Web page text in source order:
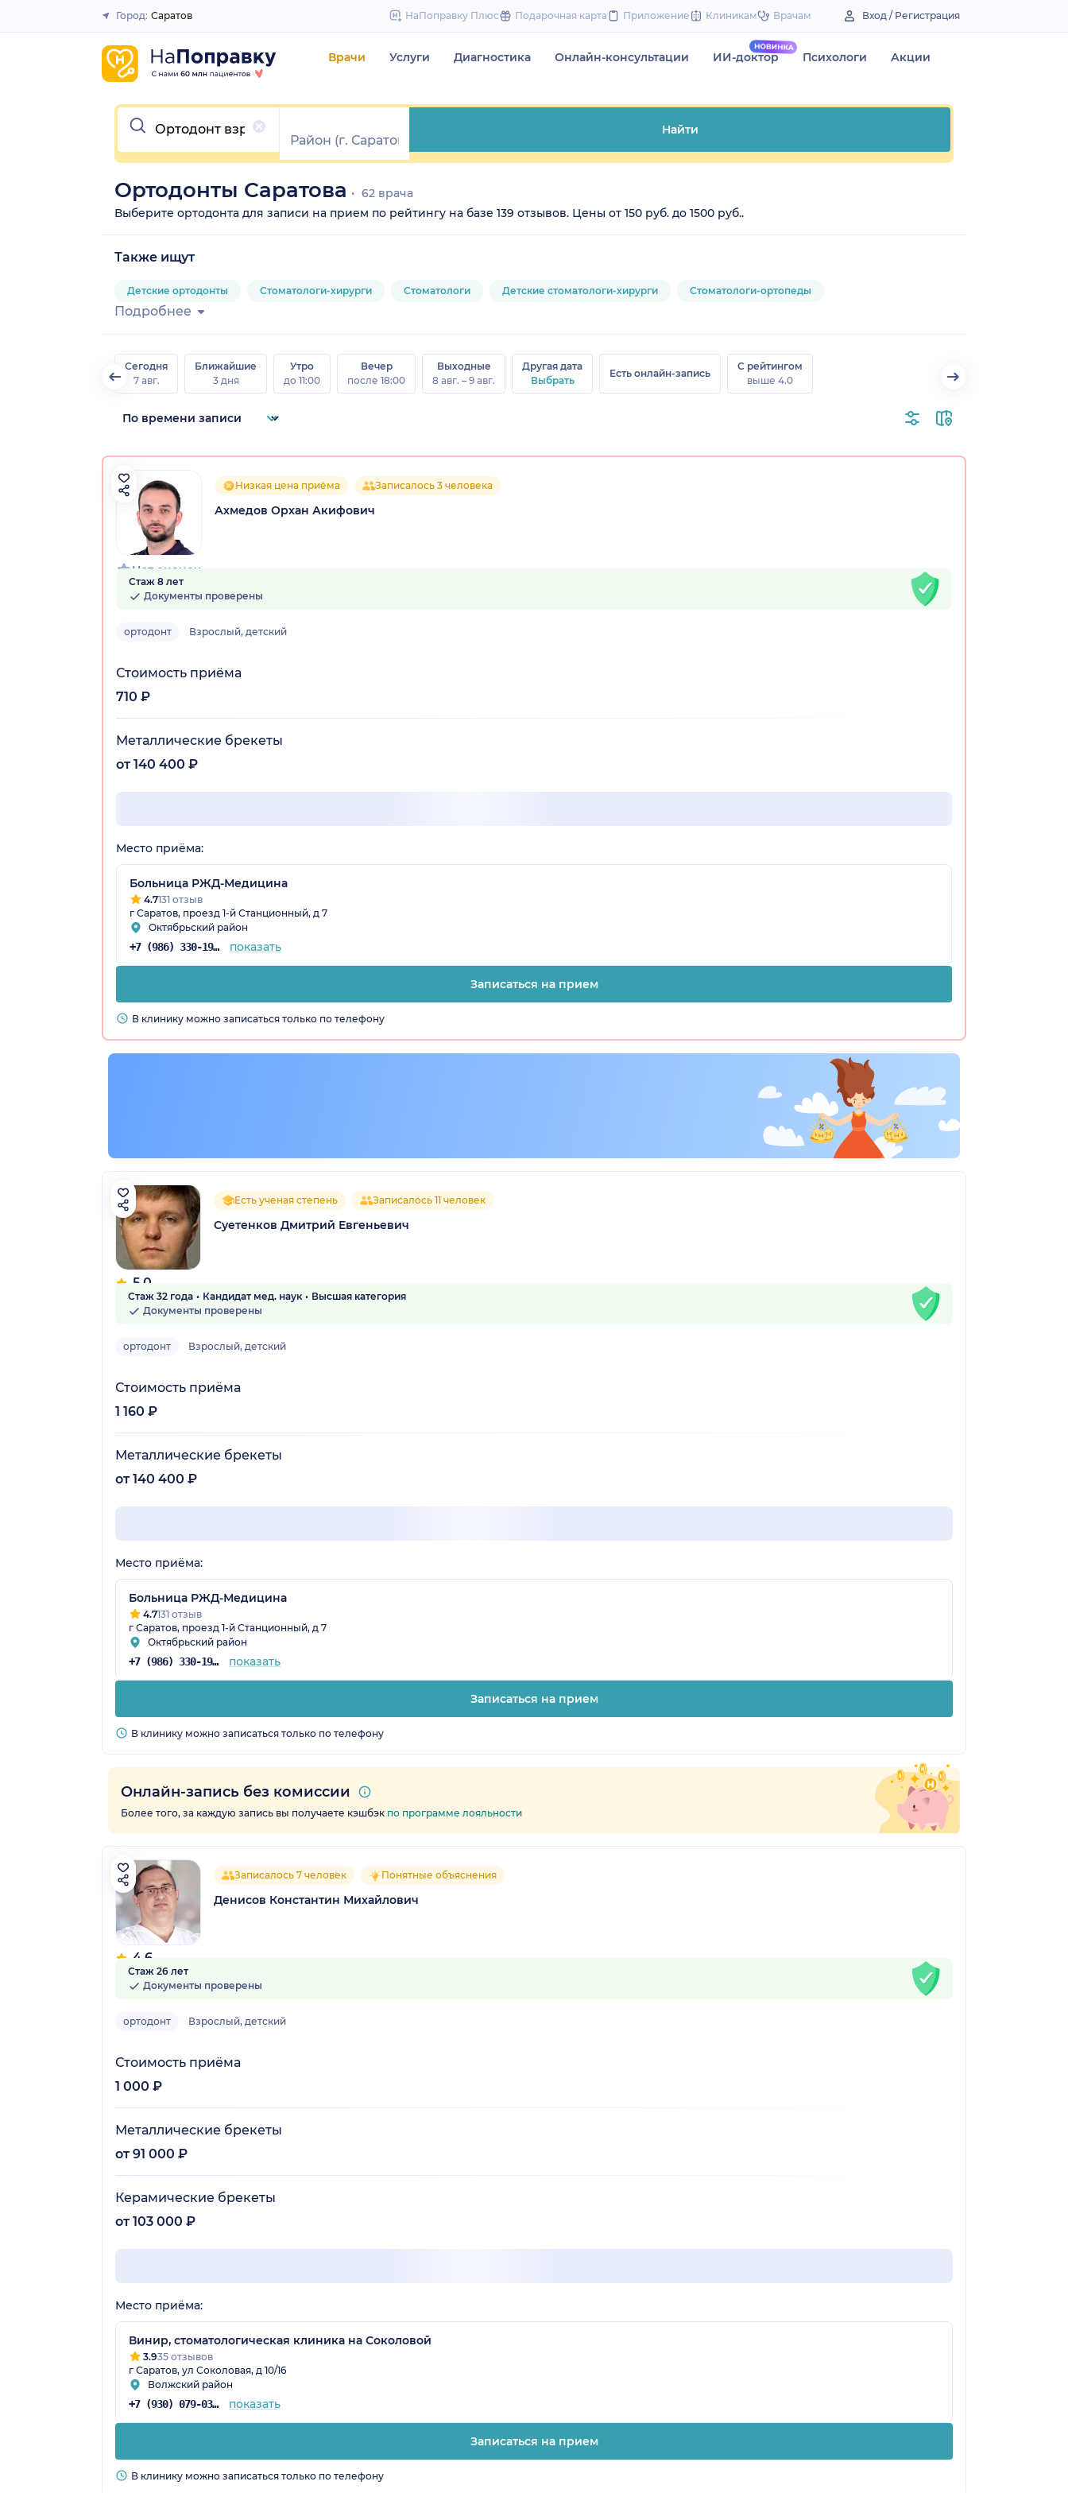
to
Закрыть
Город: Саратов НаПоправку Плюс Подарочная карта Приложение Клиникам Врачам Вход / Регистрация
Врачи Услуги Диагностика Онлайн-консультации ИИ-доктор Психологи Акции
Очистить
Найти
Ортодонты Саратова
62 врача
Выберите ортодонта для записи на прием по рейтингу на базе 139 отзывов. Цены от 150 руб. до 1500 руб..
Также ищут
Детские ортодонты Стоматологи-хирурги Стоматологи Детские стоматологи-хирурги Стоматологи-ортопеды
Подробнее
Сегодня
7 авг.
Ближайшие
3 дня
Утро
до 11:00
Вечер
после 18:00
Выходные
8 авг. – 9 авг.
Другая дата
Выбрать
Есть онлайн-запись
С рейтингом
выше 4.0
Нет оценок
Низкая цена приёма Записалось 3 человека
Ахмедов Орхан Акифович
Стаж 8 лет
Документы проверены
ортодонт Взрослый, детский
Стоимость приёма
710 ₽
Металлические брекеты
от 140 400 ₽
Место приёма:
Больница РЖД-Медицина
4.7131 отзыв
г Саратов, проезд 1-й Станционный, д 7
Октябрьский район
+7 (986) 330-19-24 показать
Записаться на прием
В клинику можно записаться только по телефону
5.0
2 отзыва
Есть ученая степень Записалось 11 человек
Суетенков Дмитрий Евгеньевич
Стаж 32 года Кандидат мед. наук
Высшая категория
Документы проверены
ортодонт Взрослый, детский
Стоимость приёма
1 160 ₽
Металлические брекеты
от 140 400 ₽
Место приёма:
Больница РЖД-Медицина
4.7131 отзыв
г Саратов, проезд 1-й Станционный, д 7
Октябрьский район
+7 (986) 330-19-24 показать
Записаться на прием
В клинику можно записаться только по телефону
Онлайн-запись без комиссии
Более того, за каждую запись вы получаете кэшбэк по программе лояльности
4.6
17 отзывов
Записалось 7 человек Понятные объяснения
Денисов Константин Михайлович
Стаж 26 лет
Документы проверены
ортодонт Взрослый, детский
Стоимость приёма
1 000 ₽
Металлические брекеты
от 91 000 ₽
Керамические брекеты
от 103 000 ₽
Место приёма:
Винир, стоматологическая клиника на Соколовой
3.935 отзывов
г Саратов, ул Соколовая, д 10/16
Волжский район
+7 (930) 079-03-04 показать
Записаться на прием
В клинику можно записаться только по телефону